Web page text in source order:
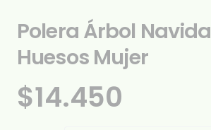
Polera Árbol
Huesos Mujer
$14.450